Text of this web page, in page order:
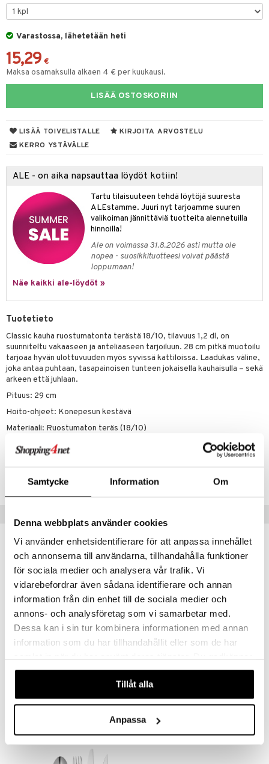
Samtycke Information Om
Denna webbplats använder cookies
Vi använder enhetsidentifierare för att anpassa innehållet
och annonserna till användarna, tillhandahålla funktioner
för sociala medier och analysera vår trafik. Vi
vidarebefordrar även sådana identifierare och annan
information från din enhet till de sociala medier och
annons- och analysföretag som vi samarbetar med.
Dessa kan i sin tur kombinera informationen med annan
information som du har tillhandahållit eller som de har
våra cookies vid fortsatt användande av vår webbplats.
Tillåt alla
Anpassa
Varastossa, lähetetään heti
15,29 €
Maksa osamaksulla alkaen 4 € per kuukausi.
LISÄÄ OSTOSKORIIN
LISÄÄ TOIVELISTALLE
KIRJOITA ARVOSTELU
KERRO YSTÄVÄLLE
ALE - on aika napsauttaa löydöt kotiin!
Tartu tilaisuuteen tehdä löytöjä suuresta
ALEstamme. Juuri nyt tarjoamme suuren
valikoiman jännittäviä tuotteita alennetuilla
hinnoilla!
Ale on voimassa 31.8.2026 asti mutta ole
nopea - suosikkituotteesi voivat päästä
loppumaan!
Näe kaikki ale-löydöt »
Tuotetieto
Classic kauha ruostumatonta terästä 18/10, tilavuus 1,2 dl, on
suunniteltu vakaaseen ja anteliaaseen tarjoiluun. 28 cm pitkä muotoilu
tarjoaa hyvän ulottuvuuden myös syvissä kattiloissa. Laadukas väline,
joka antaa puhtaan, tasapainoisen tunteen jokaisella kauhaisulla – sekä
arkeen että juhlaan.
Pituus: 29 cm
Hoito-ohjeet: Konepesun kestävä
Materiaali: Ruostumaton teräs (18/10)
IUE07-1-XX
14,99 € 5,99 €
& Vihannesveitset
sisustus
tarvikkeita
tekstiilit
koristelu
säilytys
tekstiilit
Saalit
& Tyynyliinat
& Peitot
& Koukut
& Korit
& Veistokset
& Lyhdyt
& Korit
tekstiilit
tekstiilit
tekstiilit
& Tyynyliinat
& Peitot
& Lyhdyt
& vastauksia